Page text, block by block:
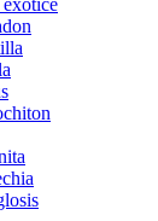
exotice